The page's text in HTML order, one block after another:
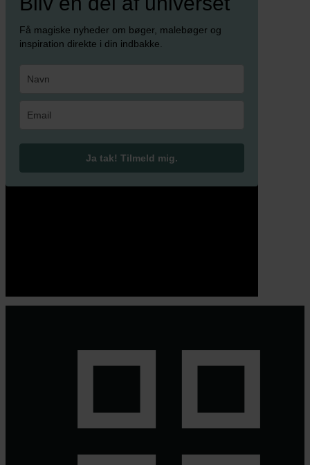
Få magiske nyheder om bøger, malebøger og
inspiration direkte i din indbakke.
Ja tak! Tilmeld mig.